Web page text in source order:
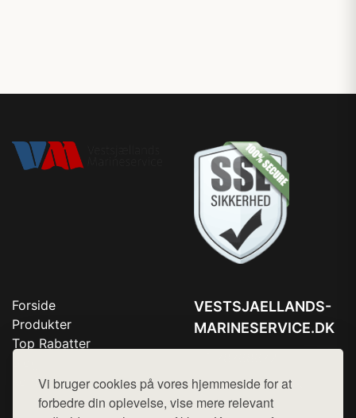
Vi bruger cookies på vores hjemmeside for at
forbedre din oplevelse, vise mere relevant
Forside
Produkter
Top Rabatter
Kontakt
VESTSJAELLANDS-
MARINESERVICE.DK
Mail:hej@want.dk